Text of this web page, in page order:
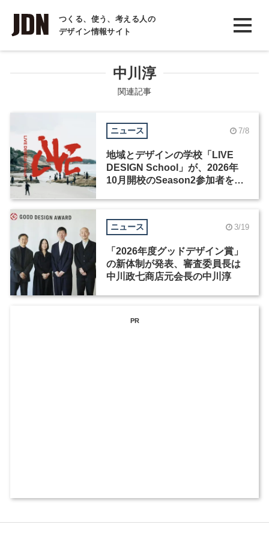
つくる、使う、考える人の
デザイン情報サイト
INTERVIEW
インタビュー
中川淳
関連記事
ニュース 7/8
地域とデザインの学校「LIVE
DESIGN School」が、2026年
10月開校のSeason2参加者を募
ニュース 3/19
「2026年度グッドデザイン賞」
の新体制が発表、審査委員長は
中川政七商店元会長の中川淳
PR